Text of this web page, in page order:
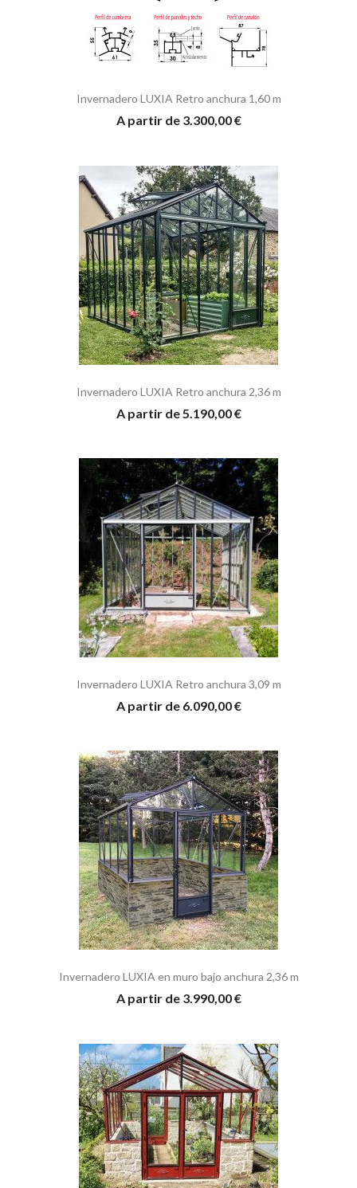
Invernadero LUXIA Retro anchura 1,60 m
A partir de 3.300,00 €
Invernadero LUXIA Retro anchura 2,36 m
A partir de 5.190,00 €
Invernadero LUXIA Retro anchura 3,09 m
A partir de 6.090,00 €
Invernadero LUXIA en muro bajo anchura 2,36 m
A partir de 3.990,00 €